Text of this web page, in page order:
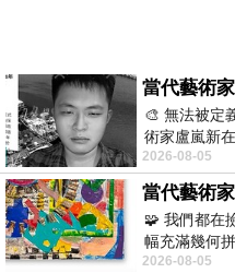
🎨 無法被定
術家盧嵐新
中，以灰白
2026-08-05
🧩 我們都在
幅充滿幾何
字、彩色剪
2026-08-05